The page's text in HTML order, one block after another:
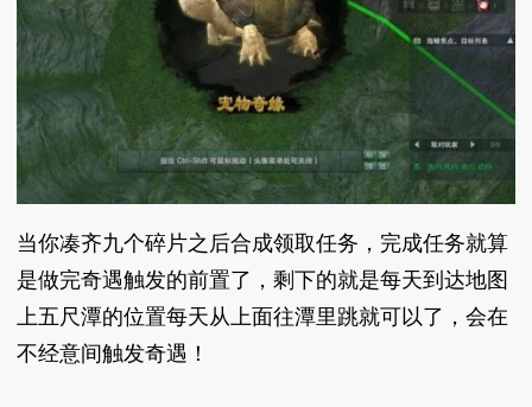
当你凑齐九个碎片之后合成领取任务，完成任务就算
是做完奇遇触发的前置了，剩下的就是每天到达地图
上五尺潭的位置每天从上面往潭里跳就可以了，会在
不经意间触发奇遇！